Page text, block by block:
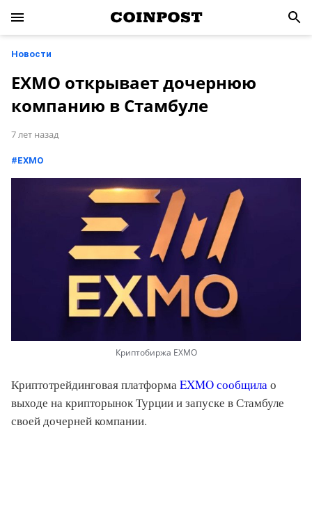
Новости
EXMO открывает дочернюю
компанию в Стамбуле
7 лет назад
#EXMO
Криптобиржа EXMO
Криптотрейдинговая платформаEXMO сообщилао
выходе на крипторынок Турции и запуске в Стамбуле
своей дочерней компании.